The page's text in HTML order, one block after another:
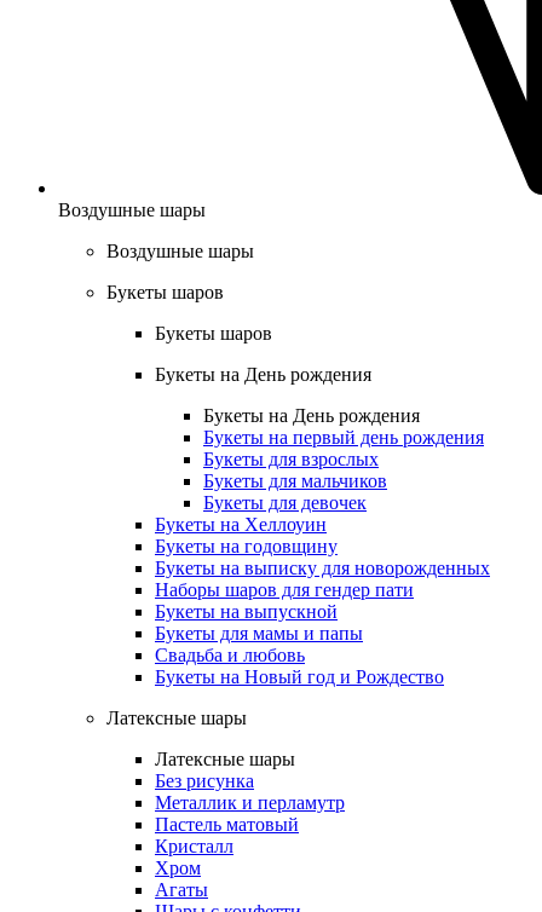
Воздушные шары
Воздушные шары
Букеты шаров
Букеты шаров
Букеты на День рождения
Букеты на День рождения
Букеты на первый день рождения
Букеты для взрослых
Букеты для мальчиков
Букеты для девочек
Букеты на Хеллоуин
Букеты на годовщину
Букеты на выписку для новорожденных
Наборы шаров для гендер пати
Букеты на выпускной
Букеты для мамы и папы
Свадьба и любовь
Букеты на Новый год и Рождество
Латексные шары
Латексные шары
Без рисунка
Металлик и перламутр
Пастель матовый
Кристалл
Хром
Агаты